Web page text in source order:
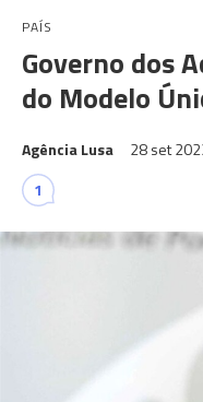
PAÍS
Governo dos
do Modelo
Agência Lusa 28 set
1